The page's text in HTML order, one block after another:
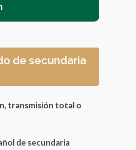
de secundaria
transmisión total o
de secundaria